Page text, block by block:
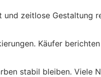
und zeitlose Gestaltung
Käufer
stabil bleiben. Viele